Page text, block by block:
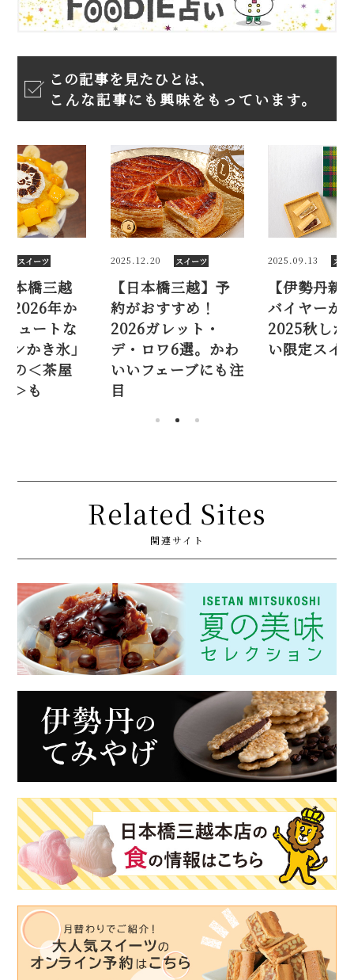
この記事を見たひとは、
こんな記事にも興味をもっています。
スイーツ
橋三越】予
おすすめ！
ガレット・
ワ6選。かわ
ェーブにも注
2025.09.13 スイーツ
【伊勢丹新宿店】
バイヤーが考案！
2025秋しか買えな
い限定スイーツ7選
2026.07.01
東京・
で楽し
き氷！
「ライ
Related Sites
関連サイト